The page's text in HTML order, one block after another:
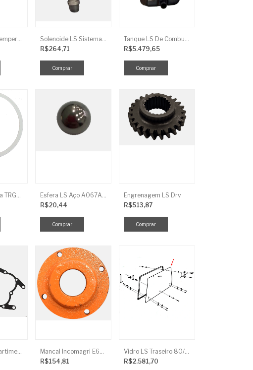
Sensor LS De Temperatura TRG750
Solenoide LS Sistema De Combustivel Q1250156
R$264,71
Tanque LS De Combustivel TRG040
R$5.479,65
Anel LS Reserva TRG826
Esfera LS Aço A067A006
R$20,44
Engrenagem LS Drv
R$513,87
Junta LS Compartimento Traseiro EGQ155
Mancal Incomagri E600
R$154,81
Vidro LS Traseiro 80/90/100
R$2.581,70